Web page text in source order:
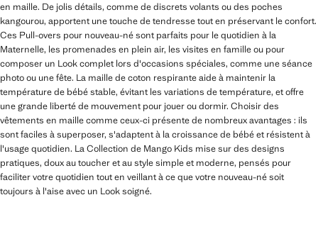
en maille. De jolis détails, comme de discrets volants ou des poches
kangourou, apportent une touche de tendresse tout en préservant le confort.
Ces Pull-overs pour nouveau-né sont parfaits pour le quotidien à la
Maternelle, les promenades en plein air, les visites en famille ou pour
composer un Look complet lors d'occasions spéciales, comme une séance
photo ou une fête. La maille de coton respirante aide à maintenir la
température de bébé stable, évitant les variations de température, et offre
une grande liberté de mouvement pour jouer ou dormir. Choisir des
vêtements en maille comme ceux-ci présente de nombreux avantages : ils
sont faciles à superposer, s'adaptent à la croissance de bébé et résistent à
l'usage quotidien. La Collection de Mango Kids mise sur des designs
pratiques, doux au toucher et au style simple et moderne, pensés pour
faciliter votre quotidien tout en veillant à ce que votre nouveau-né soit
toujours à l'aise avec un Look soigné.